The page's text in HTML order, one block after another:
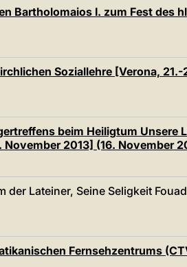
Bartholomaios I. zum Fest des
Soziallehre [Verona, 21.-
beim Heiligtum Unsere
2013] (16. November
Lateiner, Seine Seligkeit
Fernsehzentrums